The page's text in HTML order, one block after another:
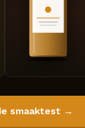
smaaktest →